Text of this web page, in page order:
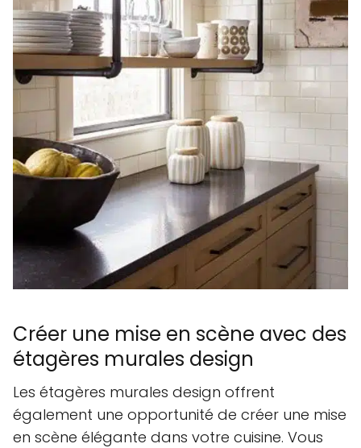
Créer une mise en scène avec des
étagères murales design
Les étagères murales design offrent
également une opportunité de créer une mise
en scène élégante dans votre cuisine. Vous